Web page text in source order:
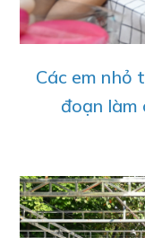
Các em nhỏ
đoạn làm